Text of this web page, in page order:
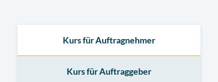
Kurs für Auftragnehmer
Kurs für Auftraggeber